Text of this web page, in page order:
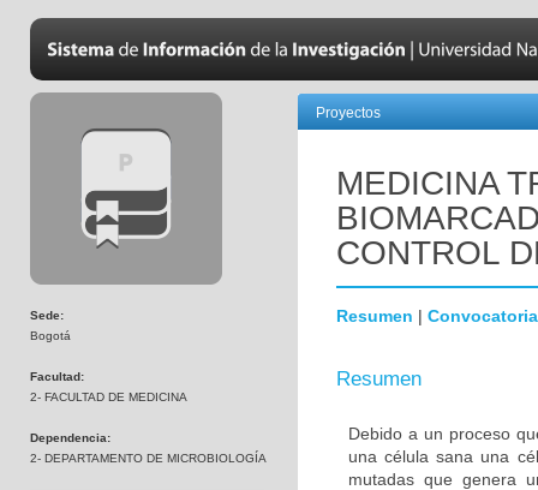
Sede:
Bogotá
Facultad:
2- FACULTAD DE MEDICINA
Dependencia:
2- DEPARTAMENTO DE MICROBIOLOGÍA
Proyectos
MEDICINA
CONTROL
Resumen | Convocatoria
Resumen
Debido a un proceso
una célula sana una
mutadas que genera